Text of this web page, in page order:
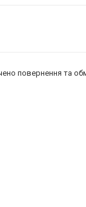
повернення та